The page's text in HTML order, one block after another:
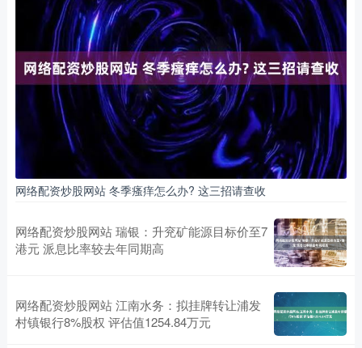
网络配资炒股网站 冬季瘙痒怎么办? 这三招请查收
网络配资炒股网站 瑞银：升兖矿能源目标价至7
港元 派息比率较去年同期高
网络配资炒股网站 江南水务：拟挂牌转让浦发
村镇银行8%股权 评估值1254.84万元